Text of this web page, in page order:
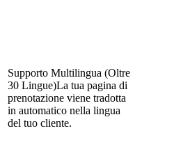
Supporto Multilingua (Oltre
30 Lingue)La tua pagina di
prenotazione viene tradotta
in automatico nella lingua
del tuo cliente.